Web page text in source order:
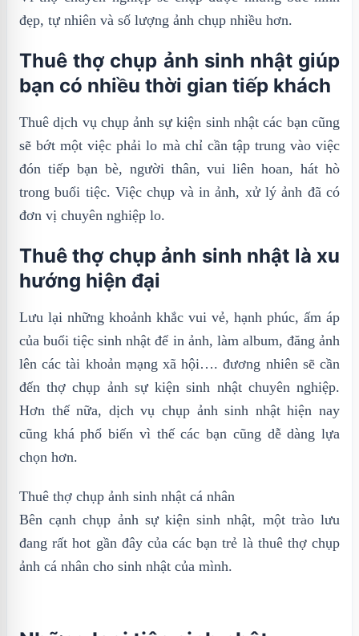
đẹp, tự nhiên và số lượng ảnh chụp nhiều hơn.
Thuê thợ chụp ảnh sinh nhật giúp
bạn có nhiều thời gian tiếp khách
Thuê dịch vụ chụp ảnh sự kiện sinh nhật các bạn cũng
sẽ bớt một việc phải lo mà chỉ cần tập trung vào việc
đón tiếp bạn bè, người thân, vui liên hoan, hát hò
trong buổi tiệc. Việc chụp và in ảnh, xử lý ảnh đã có
đơn vị chuyên nghiệp lo.
Thuê thợ chụp ảnh sinh nhật là xu
hướng hiện đại
Lưu lại những khoảnh khắc vui vẻ, hạnh phúc, ấm áp
của buổi tiệc sinh nhật để in ảnh, làm album, đăng ảnh
lên các tài khoản mạng xã hội…. đương nhiên sẽ cần
đến thợ chụp ảnh sự kiện sinh nhật chuyên nghiệp.
Hơn thế nữa, dịch vụ chụp ảnh sinh nhật hiện nay
cũng khá phổ biến vì thế các bạn cũng dễ dàng lựa
chọn hơn.
Thuê thợ chụp ảnh sinh nhật cá nhân
Bên cạnh chụp ảnh sự kiện sinh nhật, một trào lưu
đang rất hot gần đây của các bạn trẻ là thuê thợ chụp
ảnh cá nhân cho sinh nhật của mình.